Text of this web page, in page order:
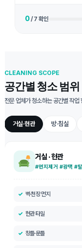
0/ 7 확인
CLEANING SCOPE
공간별 청소 범위
전문 업체가 청소하는 공간별 작업
거실·현관 방·침실
거실 · 현관
#먼지제거 #광택 #
벽·천장 먼지
현관 타일
창틀·문틀